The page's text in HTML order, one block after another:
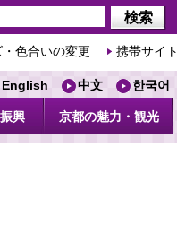
色合いの変更 携帯サイト
English 中文 한국어
興 京都の魅力・観光